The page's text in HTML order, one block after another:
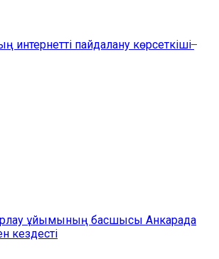
интернетті пайдалану көрсеткіші
ұйымының басшысы Анкарада
кездесті